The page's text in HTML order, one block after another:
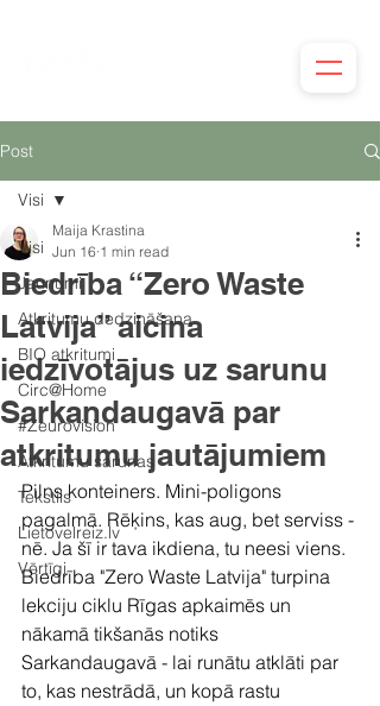
Post
Visi
Jaunumi
Atkritumu dedzināšana
BIO atkritumi
Circ@Home
#Zeurovision
Atkritumu sarunas
Tekstils
Lietovelreiz.lv
Vērtīgi
Visi
Biedrība “Zero Waste
Latvija” aicina
iedzīvotājus uz sarunu
Sarkandaugavā par
atkritumu jautājumiem
Maija Krastina
Jun 16 1 min read
Pilns konteiners. Mini-poligons
pagalmā. Rēķins, kas aug, bet serviss -
nē. Ja šī ir tava ikdiena, tu neesi viens.
Biedrība "Zero Waste Latvija" turpina
lekciju ciklu Rīgas apkaimēs un
nākamā tikšanās notiks
Sarkandaugavā - lai runātu atklāti par
to, kas nestrādā, un kopā rastu